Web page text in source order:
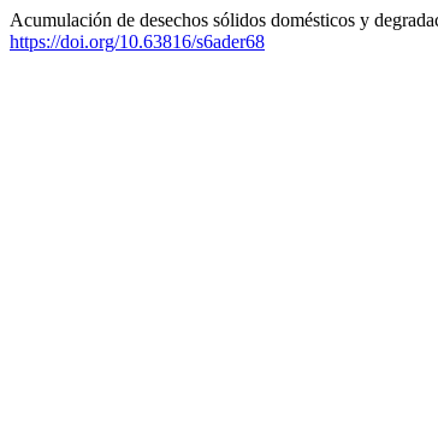
Acumulación de desechos sólidos domésticos y
https://doi.org/10.63816/s6ader68